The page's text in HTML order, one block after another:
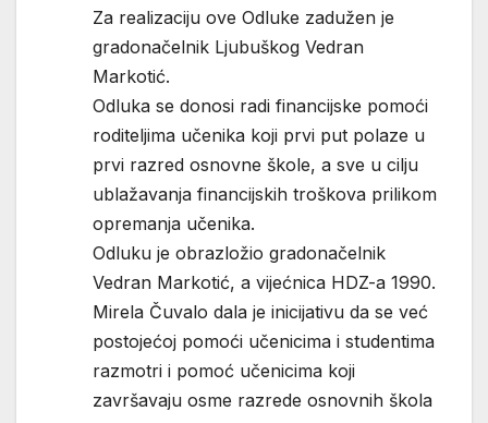
Za realizaciju ove Odluke zadužen je
gradonačelnik Ljubuškog Vedran
Markotić.
Odluka se donosi radi financijske pomoći
roditeljima učenika koji prvi put polaze u
prvi razred osnovne škole, a sve u cilju
ublažavanja financijskih troškova prilikom
opremanja učenika.
Odluku je obrazložio gradonačelnik
Vedran Markotić, a vijećnica HDZ-a 1990.
Mirela Čuvalo dala je inicijativu da se već
postojećoj pomoći učenicima i studentima
razmotri i pomoć učenicima koji
završavaju osme razrede osnovnih škola